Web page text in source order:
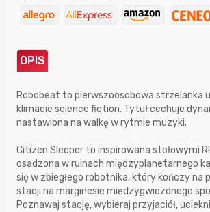
OPIS
Robobeat to pierwszoosobowa strzelanka
klimacie science fiction. Tytuł cechuje
nastawiona na walkę w rytmie muzyki.
Citizen Sleeper to inspirowana stołowymi
osadzona w ruinach międzyplanetarnego
się w zbiegłego robotnika, który kończy na
stacji na marginesie międzygwiezdnego
Poznawaj stację, wybieraj przyjaciół,